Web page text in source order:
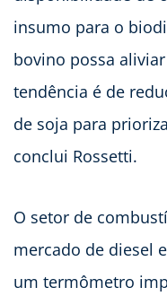
insumo para o
bovino possa
tendência é de
de soja para
conclui Rossetti.
O setor de
mercado de diesel
um termômetro